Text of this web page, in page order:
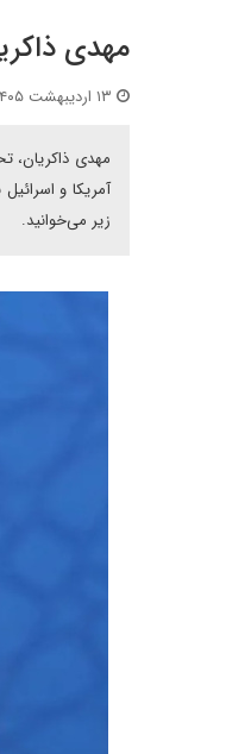
مهدی
مهدی ذاکریان،
آمریکا و
زیر می‌خوانید.